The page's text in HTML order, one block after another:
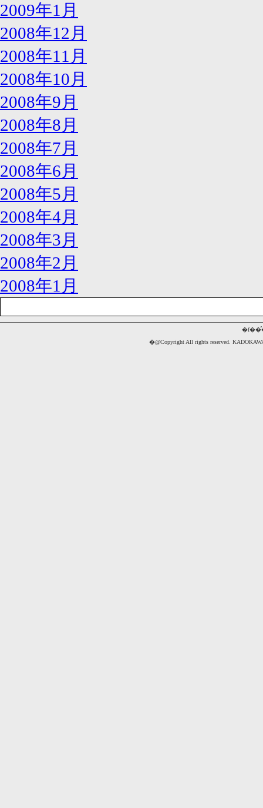
2009年1月
2008年12月
2008年11月
2008年10月
2008年9月
2008年8月
2008年7月
2008年6月
2008年5月
2008年4月
2008年3月
2008年2月
2008年1月
�@Copyright All rights reserved.